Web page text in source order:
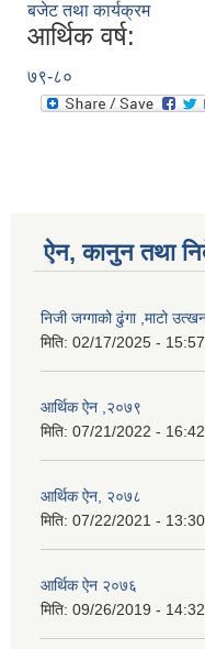
बजेट तथा कार्यक्रम
आर्थिक वर्ष:
७९-८०
ऐन, कानुन तथा
निजी जग्गाको ढुंगा ,माटो
मिति: 02/17/2025 - 15:57
आर्थिक ऐन ,२०७९
मिति: 07/21/2022 - 16:42
आर्थिक ऐन, २०७८
मिति: 07/22/2021 - 13:30
आर्थिक ऐन २०७६
मिति: 09/26/2019 - 14:32